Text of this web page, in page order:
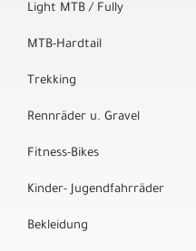
Light MTB / Fully
MTB-Hardtail
Trekking
Rennräder u. Gravel
Fitness-Bikes
Kinder- Jugendfahrräder
Bekleidung